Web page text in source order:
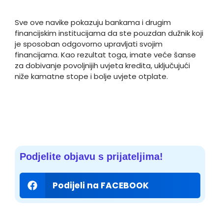
Sve ove navike pokazuju bankama i drugim
financijskim institucijama da ste pouzdan dužnik koji
je sposoban odgovorno upravljati svojim
financijama. Kao rezultat toga, imate veće šanse
za dobivanje povoljnijih uvjeta kredita, uključujući
niže kamatne stope i bolje uvjete otplate.
Podjelite objavu s prijateljima!
Podijeli na FACEBOOK